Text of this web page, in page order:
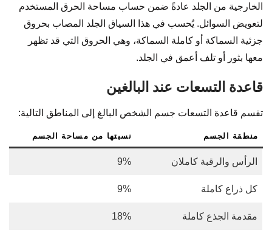
الخارجية من الجلد عادةً ضمن حساب مساحة الحرق المستخدم
لتعويض السوائل. يُحسب في هذا السياق الجلد المصاب بحروق
جزئية السماكة أو كاملة السماكة، وهي الحروق التي قد تظهر
معها بثور أو تلف أعمق في الجلد.
قاعدة التسعات عند البالغين
تقسم قاعدة التسعات جسم الشخص البالغ إلى المناطق التالية:
منطقة الجسم نسبتها من مساحة الجسم
الرأس والرقبة كاملان 9%
كل ذراع كاملة 9%
مقدمة الجذع كاملة 18%